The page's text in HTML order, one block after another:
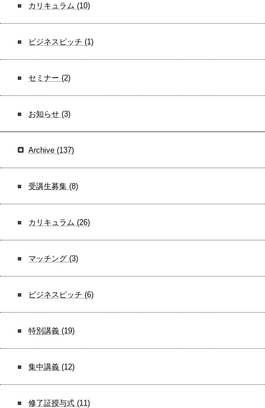
カリキュラム (10)
ビジネスピッチ (1)
セミナー (2)
お知らせ (3)
Archive (137)
受講生募集 (8)
カリキュラム (26)
マッチング (3)
ビジネスピッチ (6)
特別講義 (19)
集中講義 (12)
修了証授与式 (11)